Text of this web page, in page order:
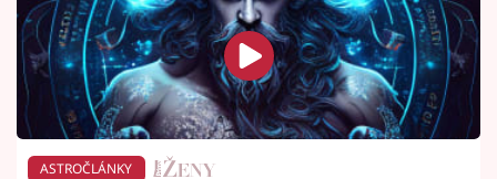
ASTROČLÁNKY